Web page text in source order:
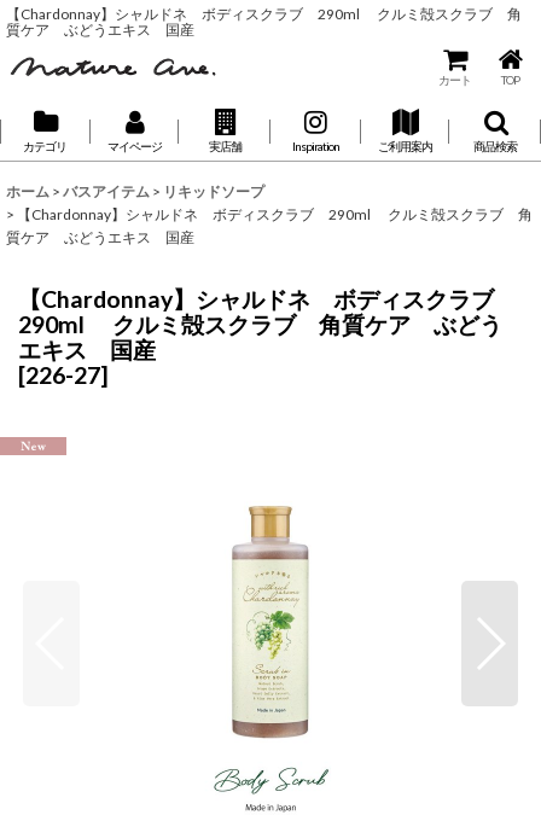
【Chardonnay】シャルドネ ボディスクラブ 290ml クルミ殻スクラブ 角
質ケア ぶどうエキス 国産
カート TOP
カテゴリ マイページ 実店舗 Inspiration ご利用案内 商品検索
ホーム > バスアイテム > リキッドソープ
>
【Chardonnay】シャルドネ ボディスクラブ 290ml クルミ殻スクラブ 角
質ケア ぶどうエキス 国産
【Chardonnay】シャルドネ ボディスクラブ
290ml クルミ殻スクラブ 角質ケア ぶどう
エキス 国産
[226-27]